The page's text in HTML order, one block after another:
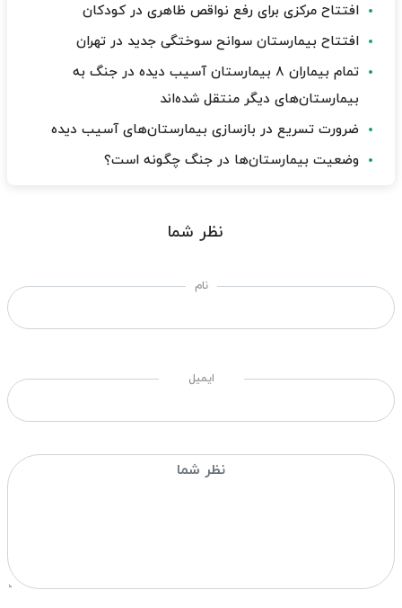
افتتاح مرکزی برای رفع نواقص ظاهری در کودکان
افتتاح بیمارستان سوانح سوختگی جدید در تهران
تمام بیماران ۸ بیمارستان آسیب دیده در جنگ به
بیمارستان‌های دیگر منتقل شده‌اند
ضرورت تسریع در بازسازی بیمارستان‌های آسیب دیده
وضعیت بیمارستان‌ها در جنگ چگونه است؟
نظر شما
نام
ایمیل